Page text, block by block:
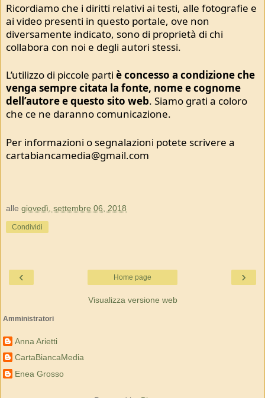
Ricordiamo che i diritti relativi ai testi, alle fotografie e
ai video presenti in questo portale, ove non
diversamente indicato, sono di proprietà di chi
collabora con noi e degli autori stessi.
L’utilizzo di piccole parti è concesso a condizione che
venga sempre citata la fonte, nome e cognome
dell’autore e questo sito web. Siamo grati a coloro
che ce ne daranno comunicazione.
Per informazioni o segnalazioni potete scrivere a
cartabiancamedia@gmail.com
alle giovedì, settembre 06, 2018
Condividi
‹ ›
Home page
Visualizza versione web
Amministratori
Anna Arietti
CartaBiancaMedia
Enea Grosso